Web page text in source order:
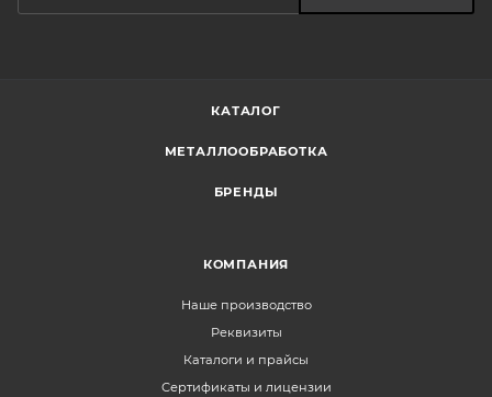
КАТАЛОГ
МЕТАЛЛООБРАБОТКА
БРЕНДЫ
КОМПАНИЯ
Наше производство
Реквизиты
Каталоги и прайсы
Сертификаты и лицензии